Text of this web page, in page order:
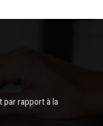
rapport à la